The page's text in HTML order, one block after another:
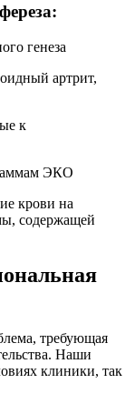
генеза
артрит,
к
ЭКО
крови на
содержащей
требующая
Наши
клиники, так